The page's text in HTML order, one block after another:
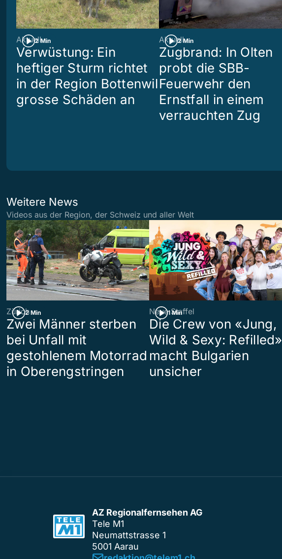
2 Min
Aktuell
Verwüstung: Ein
heftiger Sturm richtet
in der Region Bottenwil
grosse Schäden an
2 Min
Aktuell
Zugbrand: In Olten
probt die SBB-
Feuerwehr den
Ernstfall in einem
verrauchten Zug
Weitere News
Videos aus der Region, der Schweiz und aller Welt
2 Min
Zürich
Zwei Männer sterben
bei Unfall mit
gestohlenem Motorrad
in Oberengstringen
1 Min
Neue Staffel
Die Crew von «Jung,
Wild & Sexy: Refilled»
macht Bulgarien
unsicher
AZ Regionalfernsehen AG
Tele M1
Neumattstrasse 1
5001 Aarau